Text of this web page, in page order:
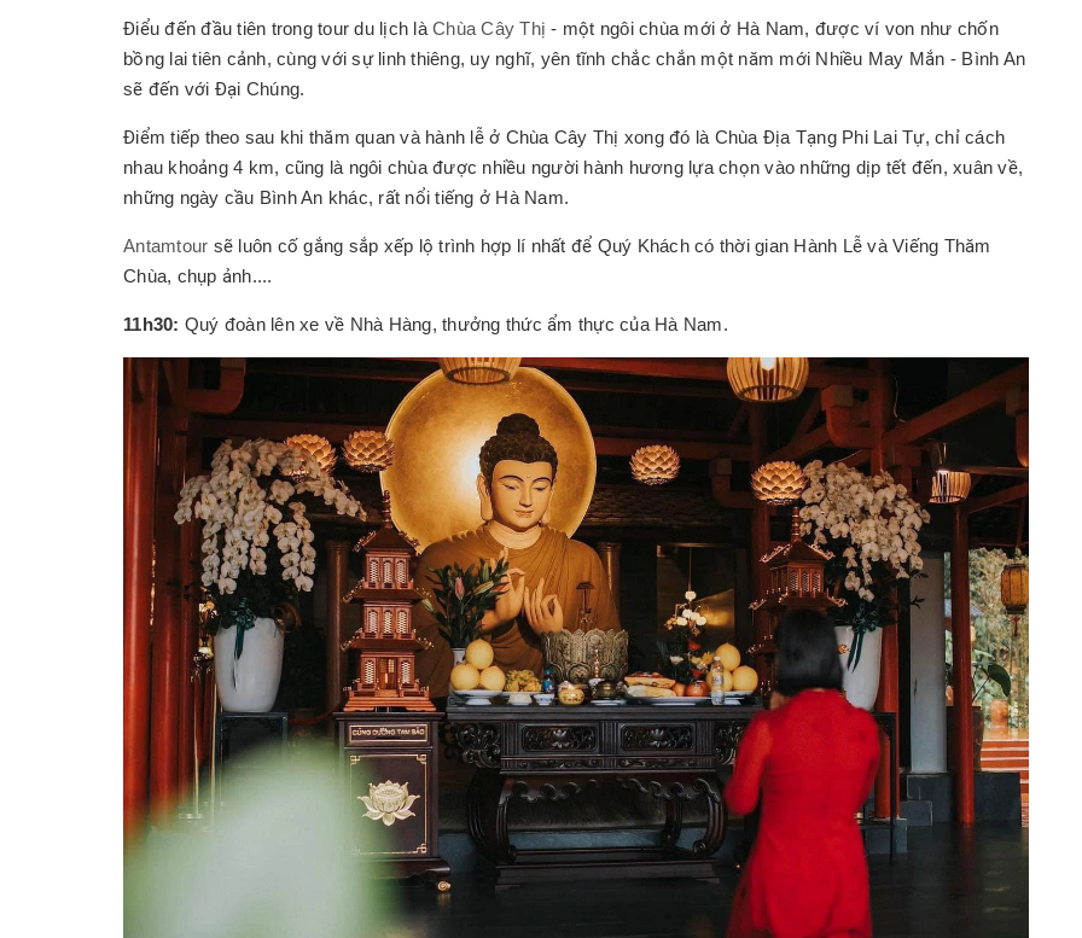
Điểu đến đầu tiên trong tour du lịch làChùa Cây Thị - một ngôi chùa mới ở Hà Nam, được ví von như chốn
bồng lai tiên cảnh, cùng với sự linh thiêng, uy nghĩ, yên tĩnh chắc chắn một năm mới Nhiều May Mắn - Bình An
sẽ đến với Đại Chúng.
Điểm tiếp theo sau khi thăm quan và hành lễ ở Chùa Cây Thị xong đó là Chùa Địa Tạng Phi Lai Tự, chỉ cách
nhau khoảng 4 km, cũng là ngôi chùa được nhiều người hành hương lựa chọn vào những dịp tết đến, xuân về,
những ngày cầu Bình An khác, rất nổi tiếng ở Hà Nam.
Antamtour sẽ luôn cố gắng sắp xếp lộ trình hợp lí nhất để Quý Khách có thời gian Hành Lễ và Viếng Thăm
Chùa, chụp ảnh....
11h30: Quý đoàn lên xe về Nhà Hàng, thưởng thức ẩm thực của Hà Nam.